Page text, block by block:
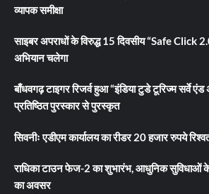
व्यापक समीक्षा
साइबर अपराधों के विरुद्ध 15 दिवसीय “Safe Click
अभियान चलेगा
बाँधवगढ़ टाइगर रिजर्व हुआ “इंडिया टुडे टूरिज्म सर्वे
प्रतिष्ठित पुरस्कार से पुरस्कृत
सिवनीः एडीएम कार्यालय का रीडर 20 हजार रुपये
राधिका टाउन फेज-2 का शुभारंभ, आधुनिक सुविधाओं
का अवसर